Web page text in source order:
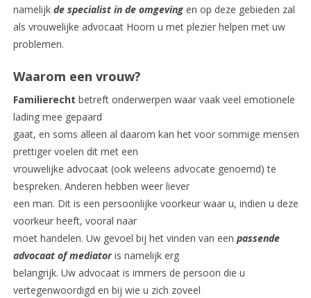
namelijkde specialist in de omgevingen op deze gebieden zal
als vrouwelijke advocaat Hoorn u met plezier helpen met uw
problemen.
Waarom een vrouw?
Familierecht betreft onderwerpen waar vaak veel emotionele
lading mee gepaard
gaat, en soms alleen al daarom kan het voor sommige mensen
prettiger voelen dit met een
vrouwelijke advocaat (ook weleens advocate genoemd) te
bespreken. Anderen hebben weer liever
een man. Dit is een persoonlijke voorkeur waar u, indien u deze
voorkeur heeft, vooral naar
moet handelen. Uw gevoel bij het vinden van een passende
advocaat of mediatoris namelijk erg
belangrijk. Uw advocaat is immers de persoon die u
vertegenwoordigd en bij wie u zich zoveel